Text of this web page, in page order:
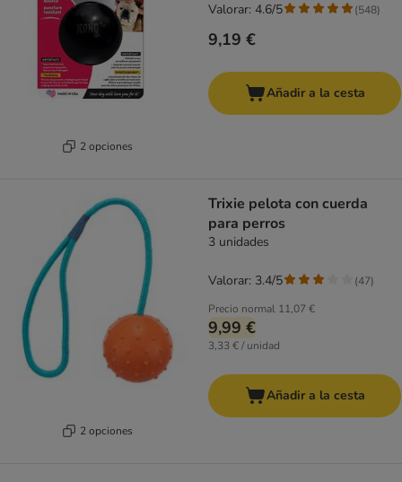
2 opciones
9,19 €
Valorar: 4.6/5 (548)
Añadir a la cesta
2 opciones
Trixie pelota con cuerda
para perros
3 unidades
Precio normal 11,07 €
9,99 €
3,33 € / unidad
Valorar: 3.4/5 (47)
Añadir a la cesta